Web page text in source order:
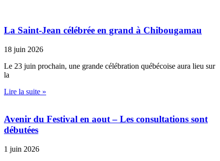
La Saint-Jean célébrée en grand à Chibougamau
18 juin 2026
Le 23 juin prochain, une grande célébration québécoise aura lieu sur
la
Lire la suite »
Avenir du Festival en aout – Les consultations sont
débutées
1 juin 2026